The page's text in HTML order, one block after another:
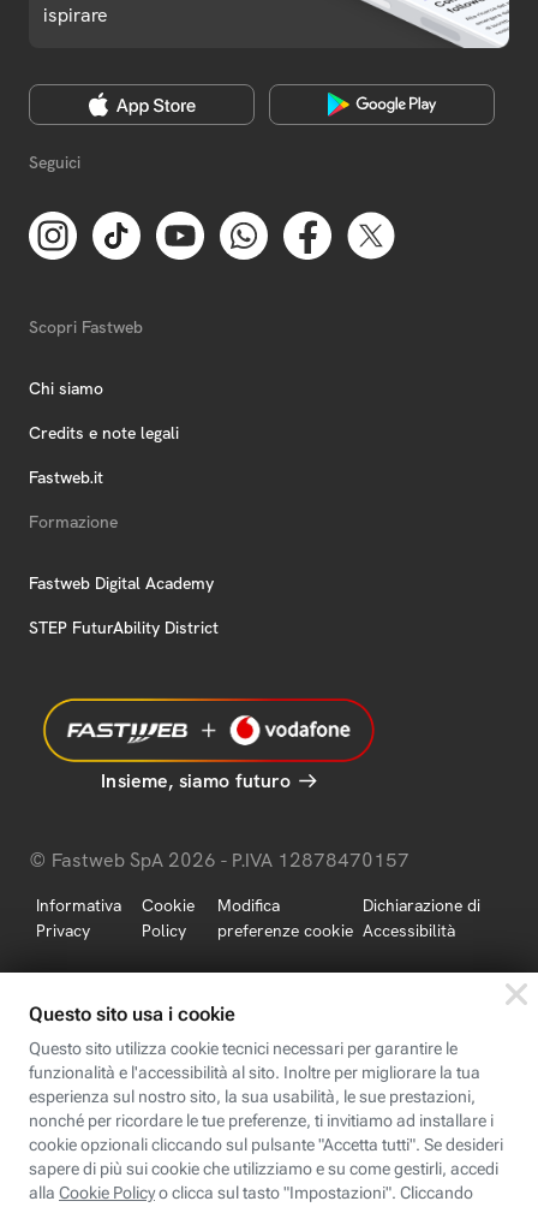
ispirare
Seguici
Scopri Fastweb
Chi siamo
Credits e note legali
Fastweb.it
Formazione
Fastweb Digital Academy
STEP FuturAbility District
Insieme, siamo futuro
© Fastweb SpA 2026 - P.IVA 12878470157
Informativa
Privacy
Cookie
Policy
Modifica
preferenze cookie
Dichiarazione di
Accessibilità